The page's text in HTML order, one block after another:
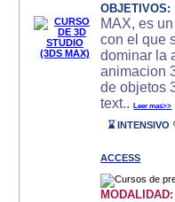
OBJETIVOS:
MAX, es
con el que
dominar la
animacion
de objetos
text..Leer mas>>
⌛ INTENSIVO
ACCESS
MODALIDAD: